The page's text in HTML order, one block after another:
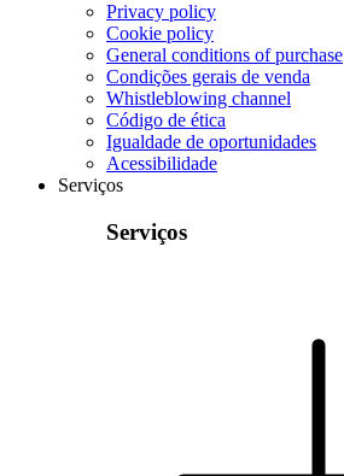
Privacy policy
Cookie policy
General conditions of purchase
Condições gerais de venda
Whistleblowing channel
Código de ética
Igualdade de oportunidades
Acessibilidade
Serviços
Serviços